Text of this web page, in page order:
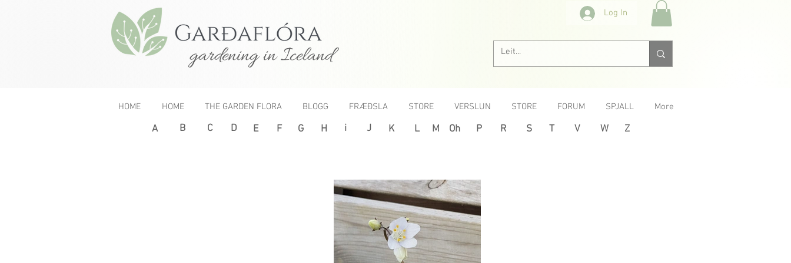
gardening in Iceland
Log In
HOME HOME THE GARDEN FLORA BLOGG FRÆÐSLA STORE VERSLUN STORE FORUM SPJALL More
< PreviousA B C D E F G H i J K L M Oh P R S T V W Z